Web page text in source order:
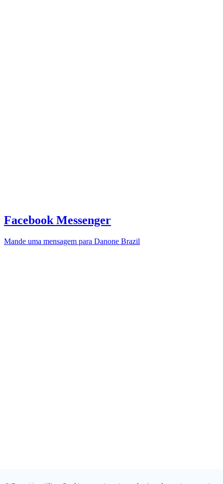
Facebook Messenger
Mande uma mensagem para Danone Brazil